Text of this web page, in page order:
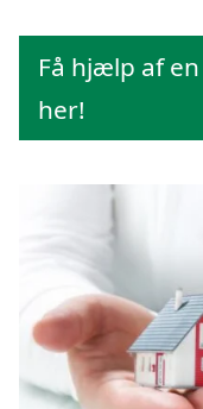
Få hjælp af
her!